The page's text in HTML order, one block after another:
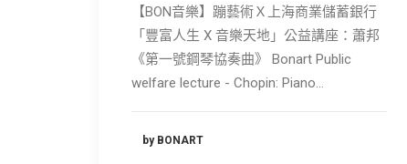
【BON音樂】蹦藝術Ｘ上海商業儲蓄銀行
「豐富人生 X 音樂天地」公益講座：蕭邦
《第一號鋼琴協奏曲》 Bonart Public
welfare lecture - Chopin: Piano…
by BONART